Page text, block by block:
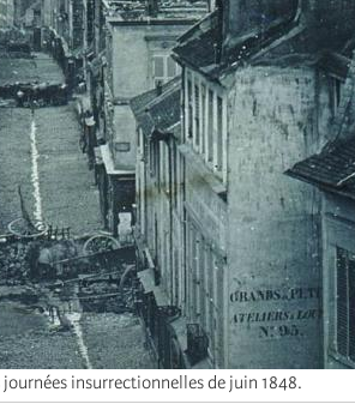
insurrectionnelles de juin 1848.